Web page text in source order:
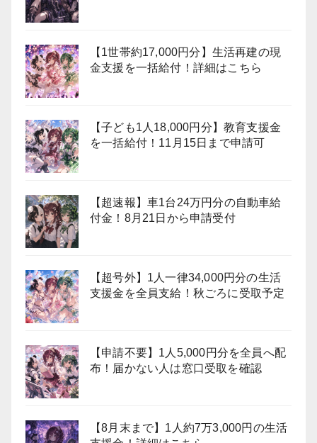
【1世帯約17,000円分】生活再建の現
金支援を一括給付！詳細はこちら
【子ども1人18,000円分】教育支援金
を一括給付！11月15日まで申請可
【超速報】車1台24万円分の自動車給
付金！8月21日から申請受付
【超号外】1人一律34,000円分の生活
支援金を全員支給！秋ごろに受取予定
【申請不要】1人5,000円分を全員へ配
布！届かない人は窓口受取を確認
【8月末まで】1人約7万3,000円の生活